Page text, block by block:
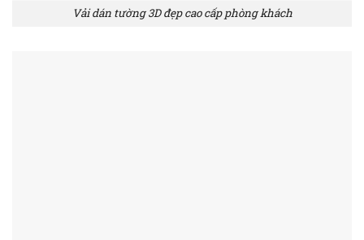
Vải dán tường 3D đẹp cao cấp phòng khách